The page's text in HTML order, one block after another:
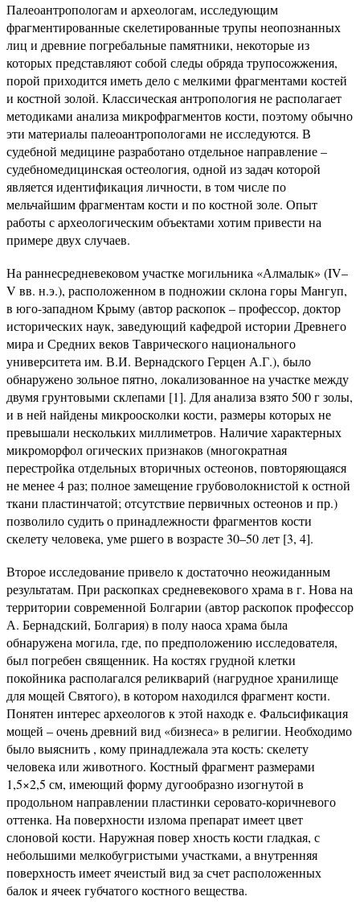
Палеоантропологам и археологам, исследующим
фрагментированные скелетированные трупы неопознанных
лиц и древние погребальные памятники, некоторые из
которых представляют собой следы обряда трупосожжения,
порой приходится иметь дело с мелкими фрагментами костей
и костной золой. Классическая антропология не располагает
методиками анализа микрофрагментов кости, поэтому обычно
эти материалы палеоантропологами не исследуются. В
судебной медицине разработано отдельное направление –
судебномедицинская остеология, одной из задач которой
является идентификация личности, в том числе по
мельчайшим фрагментам кости и по костной золе. Опыт
работы с археологическим объектами хотим привести на
примере двух случаев.
На раннесредневековом участке могильника «Алмалык» (IV–
V вв. н.э.), расположенном в подножии склона горы Мангуп,
в юго-западном Крыму (автор раскопок – профессор, доктор
исторических наук, заведующий кафедрой истории Древнего
мира и Средних веков Таврического национального
университета им. В.И. Вернадского Герцен А.Г.), было
обнаружено зольное пятно, локализованное на участке между
двумя грунтовыми склепами [1]. Для анализа взято 500 г золы,
и в ней найдены микроосколки кости, размеры которых не
превышали нескольких миллиметров. Наличие характерных
микроморфол огических признаков (многократная
перестройка отдельных вторичных остеонов, повторяющаяся
не менее 4 раз; полное замещение грубоволокнистой к остной
ткани пластинчатой; отсутствие первичных остеонов и пр.)
позволило судить о принадлежности фрагментов кости
скелету человека, уме ршего в возрасте 30–50 лет [3, 4].
Второе исследование привело к достаточно неожиданным
результатам. При раскопках средневекового храма в г. Нова на
территории современной Болгарии (автор раскопок профессор
А. Бернадский, Болгария) в полу наоса храма была
обнаружена могила, где, по предположению исследователя,
был погребен священник. На костях грудной клетки
покойника располагался реликварий (нагрудное хранилище
для мощей Святого), в котором находился фрагмент кости.
Понятен интерес археологов к этой находк е. Фальсификация
мощей – очень древний вид «бизнеса» в религии. Необходимо
было выяснить , кому принадлежала эта кость: скелету
человека или животного. Костный фрагмент размерами
1,5×2,5 см, имеющий форму дугообразно изогнутой в
продольном направлении пластинки серовато-коричневого
оттенка. На поверхности излома препарат имеет цвет
слоновой кости. Наружная повер хность кости гладкая, с
небольшими мелкобугристыми участками, а внутренняя
поверхность имеет ячеистый вид за счет расположенных
балок и ячеек губчатого костного вещества.